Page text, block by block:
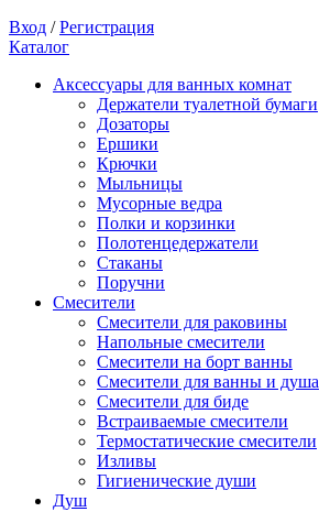
Вход /Регистрация
Каталог
Аксессуары для ванных комнат
Держатели туалетной бумаги
Дозаторы
Ершики
Крючки
Мыльницы
Мусорные ведра
Полки и корзинки
Полотенцедержатели
Стаканы
Поручни
Смесители
Смесители для раковины
Напольные смесители
Смесители на борт ванны
Смесители для ванны и душа
Смесители для биде
Встраиваемые смесители
Термостатические смесители
Изливы
Гигиенические души
Душ